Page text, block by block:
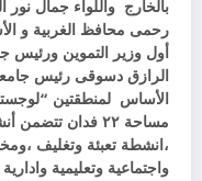
بالخارج واللواء جمال
رحمى محافظ الغربية و
أول وزير التموين ورئيس
الرازق دسوقى رئيس
الأساس لمنطقتين
مساحة ٢٢ فدان
،انشطة تعبئة وتغليف
واجتماعية وتعليمية